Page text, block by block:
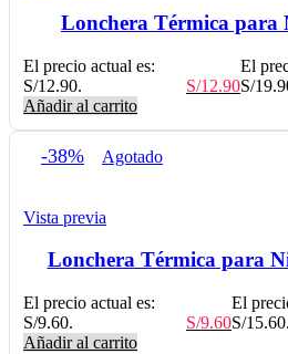
Lonchera Térmica para
El
S/
S/12.90
El precio actual es:
S/12.90.
Añadir al carrito
-38% Agotado
Vista previa
Lonchera Térmica para
El
S/15.60.
S/9.60
El precio actual es:
S/9.60.
Añadir al carrito